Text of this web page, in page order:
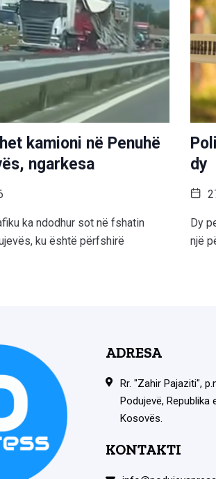
kamioni në Penuhë
ngarkesa
ka ndodhur sot në fshatin
ku është përfshirë
dy
Dy
një
ADRESA
Rr. "Zahir Pajaziti",
Podujevë, Republika
Kosovës.
KONTAKTI